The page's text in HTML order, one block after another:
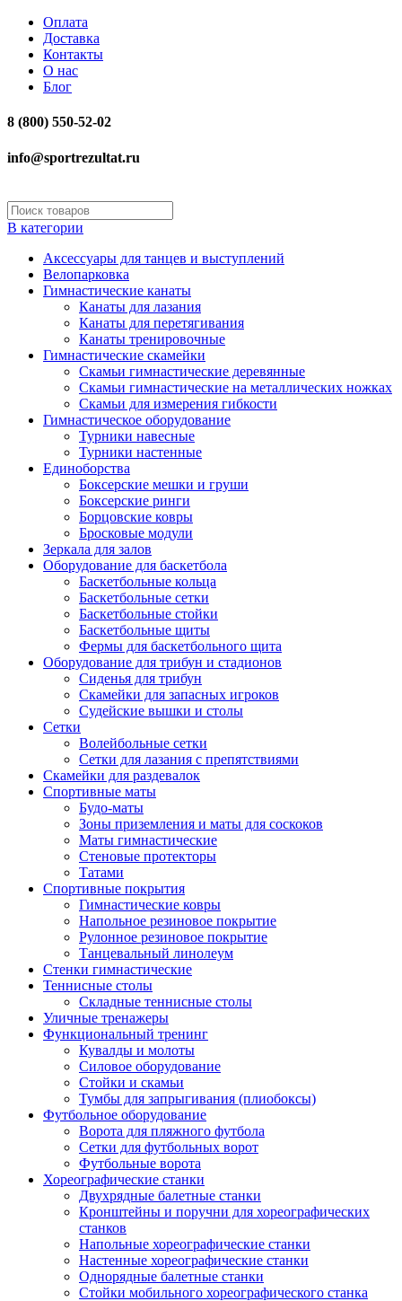
Оплата
Доставка
Контакты
О нас
Блог
8 (800) 550-52-02
info@sportrezultat.ru
В категории
Аксессуары для танцев и выступлений
Велопарковка
Гимнастические канаты
Канаты для лазания
Канаты для перетягивания
Канаты тренировочные
Гимнастические скамейки
Скамьи гимнастические деревянные
Скамьи гимнастические на металлических ножках
Скамьи для измерения гибкости
Гимнастическое оборудование
Турники навесные
Турники настенные
Единоборства
Боксерские мешки и груши
Боксерские ринги
Борцовские ковры
Бросковые модули
Зеркала для залов
Оборудование для баскетбола
Баскетбольные кольца
Баскетбольные сетки
Баскетбольные стойки
Баскетбольные щиты
Фермы для баскетбольного щита
Оборудование для трибун и стадионов
Сиденья для трибун
Скамейки для запасных игроков
Судейские вышки и столы
Сетки
Волейбольные сетки
Сетки для лазания с препятствиями
Скамейки для раздевалок
Спортивные маты
Будо-маты
Зоны приземления и маты для соскоков
Маты гимнастические
Стеновые протекторы
Татами
Спортивные покрытия
Гимнастические ковры
Напольное резиновое покрытие
Рулонное резиновое покрытие
Танцевальный линолеум
Стенки гимнастические
Теннисные столы
Складные теннисные столы
Уличные тренажеры
Функциональный тренинг
Кувалды и молоты
Силовое оборудование
Стойки и скамьи
Тумбы для запрыгивания (плиобоксы)
Футбольное оборудование
Ворота для пляжного футбола
Сетки для футбольных ворот
Футбольные ворота
Хореографические станки
Двухрядные балетные станки
Кронштейны и поручни для хореографических
станков
Напольные хореографические станки
Настенные хореографические станки
Однорядные балетные станки
Стойки мобильного хореографического станка